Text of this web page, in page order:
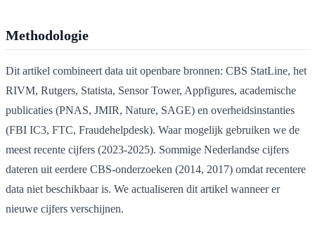
Methodologie
Dit artikel combineert data uit openbare bronnen: CBS StatLine, het
RIVM, Rutgers, Statista, Sensor Tower, Appfigures, academische
publicaties (PNAS, JMIR, Nature, SAGE) en overheidsinstanties
(FBI IC3, FTC, Fraudehelpdesk). Waar mogelijk gebruiken we de
meest recente cijfers (2023-2025). Sommige Nederlandse cijfers
dateren uit eerdere CBS-onderzoeken (2014, 2017) omdat recentere
data niet beschikbaar is. We actualiseren dit artikel wanneer er
nieuwe cijfers verschijnen.